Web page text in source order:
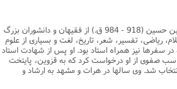
تبلیغی
تربیت تبلیغی
تربیت تبلیغی
معنوی
معنوی
معنوی
پدر بزرگوار شیخ بهایى، عزالدین حسین بن عبدالصمد بن محمد بن على بن حسین (918 - 984 ق.) از فقیهان و دانشوران بزرگ
تفسیر، شعر، تاریخ، لغت و بسیارى از علوم
سفرها نیز همراه استاد بود. او پس از شهادت استاد
صفوى از او درخواست کرد که به قزوین، پایتخت
شد. وى سالها در هرات و مشهد به ارشاد و